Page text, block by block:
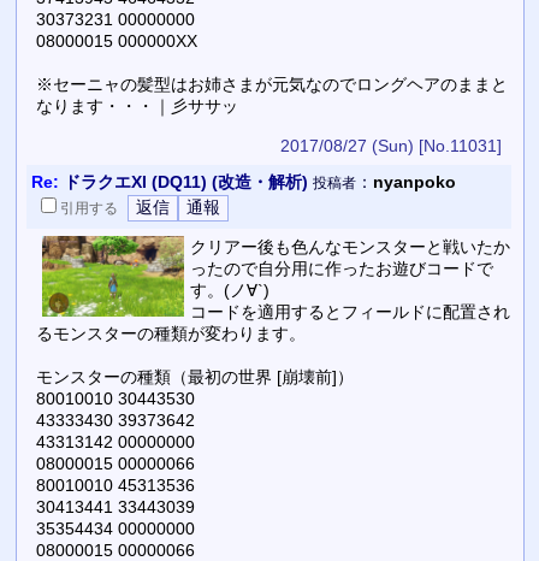
30373231 00000000
08000015 000000XX
※セーニャの髪型はお姉さまが元気なのでロングヘアのままと
なります・・・｜彡ササッ
2017/08/27 (Sun) [No.11031]
Re: ドラクエXI (DQ11) (改造・解析) 投稿者： nyanpoko
引用する
クリアー後も色んなモンスターと戦いたか
ったので自分用に作ったお遊びコードで
す。(ノ∀`)
コードを適用するとフィールドに配置され
るモンスターの種類が変わります。
モンスターの種類（最初の世界 [崩壊前]）
80010010 30443530
43333430 39373642
43313142 00000000
08000015 00000066
80010010 45313536
30413441 33443039
35354434 00000000
08000015 00000066